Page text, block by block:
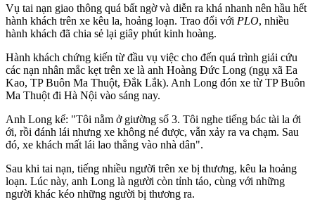
Vụ tai nạn giao thông quá bất ngờ và diễn ra khá nhanh nên hầu hết
hành khách trên xe kêu la, hoảng loạn. Trao đổi với PLO, nhiều
hành khách đã chia sẻ lại giây phút kinh hoàng.
Hành khách chứng kiến từ đầu vụ việc cho đến quá trình giải cứu
các nạn nhân mắc kẹt trên xe là anh Hoàng Đức Long (ngụ xã Ea
Kao, TP Buôn Ma Thuột, Đắk Lắk). Anh Long đón xe từ TP Buôn
Ma Thuột đi Hà Nội vào sáng nay.
Anh Long kể: "Tôi nằm ở giường số 3. Tôi nghe tiếng bác tài la ới
ới, rồi đánh lái nhưng xe không né được, vẫn xảy ra va chạm. Sau
đó, xe khách mất lái lao thẳng vào nhà dân".
Sau khi tai nạn, tiếng nhiều người trên xe bị thương, kêu la hoảng
loạn. Lúc này, anh Long là người còn tỉnh táo, cùng với những
người khác kéo những người bị thương ra.